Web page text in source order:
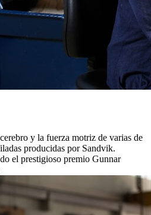
y la fuerza motriz de varias de
producidas por Sandvik.
el prestigioso premio Gunnar